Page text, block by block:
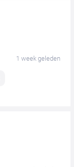
1 week geleden